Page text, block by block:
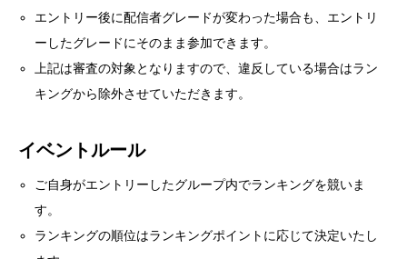
エントリー後に配信者グレードが変わった場合も、エントリ
ーしたグレードにそのまま参加できます。
上記は審査の対象となりますので、違反している場合はラン
キングから除外させていただきます。
イベントルール
ご自身がエントリーしたグループ内でランキングを競いま
す。
ランキングの順位はランキングポイントに応じて決定いたし